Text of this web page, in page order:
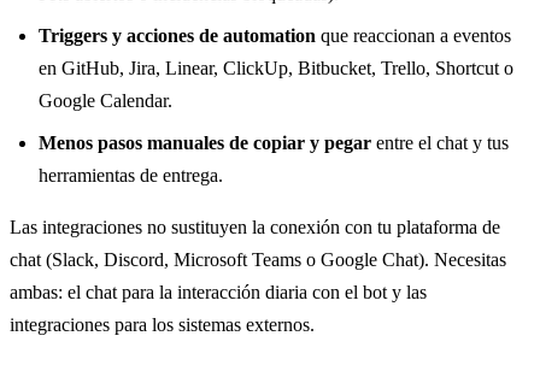
Triggers y acciones de automation que reaccionan a eventos
en GitHub, Jira, Linear, ClickUp, Bitbucket, Trello, Shortcut o
Google Calendar.
Menos pasos manuales de copiar y pegar entre el chat y tus
herramientas de entrega.
Las integraciones no sustituyen la conexión con tu plataforma de
chat (Slack, Discord, Microsoft Teams o Google Chat). Necesitas
ambas: el chat para la interacción diaria con el bot y las
integraciones para los sistemas externos.